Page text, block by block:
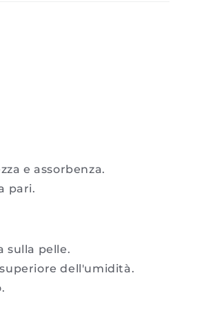
e assorbenza.
pari.
sulla pelle.
dell'umidità.